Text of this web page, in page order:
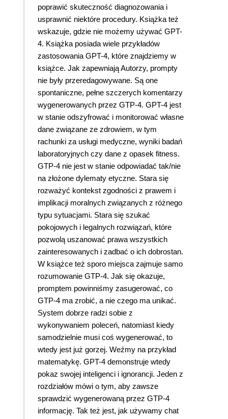
poprawić skuteczność diagnozowania i
usprawnić niektóre procedury. Książka też
wskazuje, gdzie nie możemy używać GPT-
4. Książka posiada wiele przykładów
zastosowania GPT-4, które znajdziemy w
książce. Jak zapewniają Autorzy, prompty
nie były przeredagowywane. Są one
spontaniczne, pełne szczerych komentarzy
wygenerowanych przez GTP-4. GPT-4 jest
w stanie odszyfrować i monitorować własne
dane związane ze zdrowiem, w tym
rachunki za usługi medyczne, wyniki badań
laboratoryjnych czy dane z opasek fitness.
GTP-4 nie jest w stanie odpowiadać tak/nie
na złożone dylematy etyczne. Stara się
rozważyć kontekst zgodności z prawem i
implikacji moralnych związanych z różnego
typu sytuacjami. Stara się szukać
pokojowych i legalnych rozwiązań, które
pozwolą uszanować prawa wszystkich
zainteresowanych i zadbać o ich dobrostan.
W książce też sporo miejsca zajmuje samo
rozumowanie GTP-4. Jak się okazuje,
promptem powinniśmy zasugerować, co
GTP-4 ma zrobić, a nie czego ma unikać.
System dobrze radzi sobie z
wykonywaniem poleceń, natomiast kiedy
samodzielnie musi coś wygenerować, to
wtedy jest już gorzej. Weźmy na przykład
matematykę. GPT-4 demonstruje wtedy
pokaz swojej inteligenci i ignorancji. Jeden z
rozdziałów mówi o tym, aby zawsze
sprawdzić wygenerowaną przez GTP-4
informację. Tak też jest, jak używamy chat